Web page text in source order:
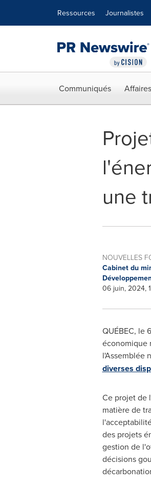
Ressources Journalistes
Communiqués Affaires
une
NOUVELLES
Cabinet du
06 juin, 2024,
QUÉBEC, le
économique
l'Assemblée
diverses
Ce projet de
matière de
des projets
gestion de
décisions